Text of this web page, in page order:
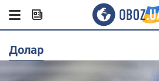
долар